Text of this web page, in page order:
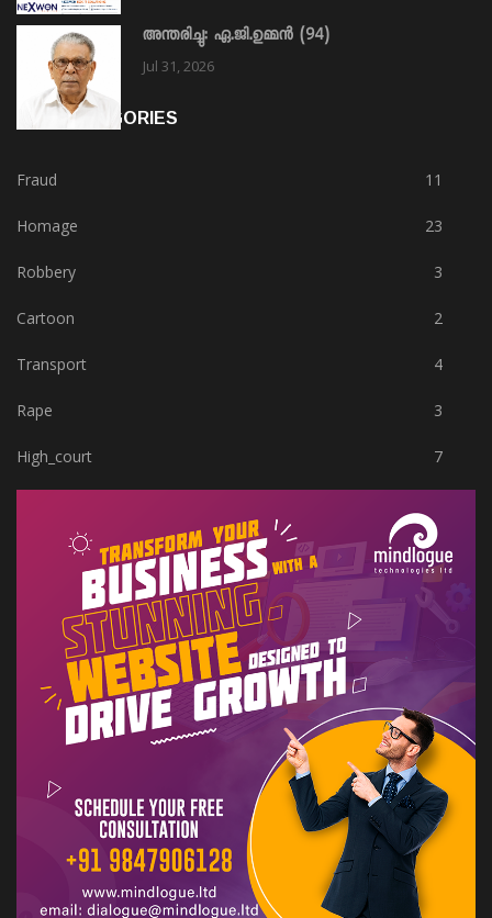
അന്തരിച്ചു: ഏ.ജി.ഉമ്മൻ (94)
Jul 31, 2026
HOT CATEGORIES
Fraud 11
Homage 23
Robbery 3
Cartoon 2
Transport 4
Rape 3
High_court 7